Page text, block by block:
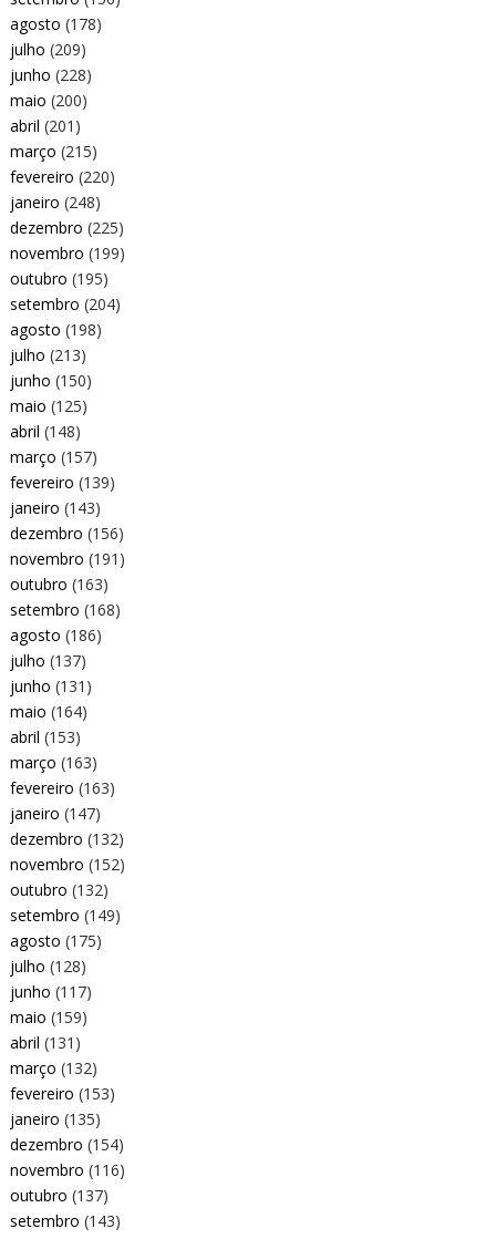
agosto (178)
julho (209)
junho (228)
maio (200)
abril (201)
março (215)
fevereiro (220)
janeiro (248)
dezembro (225)
novembro (199)
outubro (195)
setembro (204)
agosto (198)
julho (213)
junho (150)
maio (125)
abril (148)
março (157)
fevereiro (139)
janeiro (143)
dezembro (156)
novembro (191)
outubro (163)
setembro (168)
agosto (186)
julho (137)
junho (131)
maio (164)
abril (153)
março (163)
fevereiro (163)
janeiro (147)
dezembro (132)
novembro (152)
outubro (132)
setembro (149)
agosto (175)
julho (128)
junho (117)
maio (159)
abril (131)
março (132)
fevereiro (153)
janeiro (135)
dezembro (154)
novembro (116)
outubro (137)
setembro (143)